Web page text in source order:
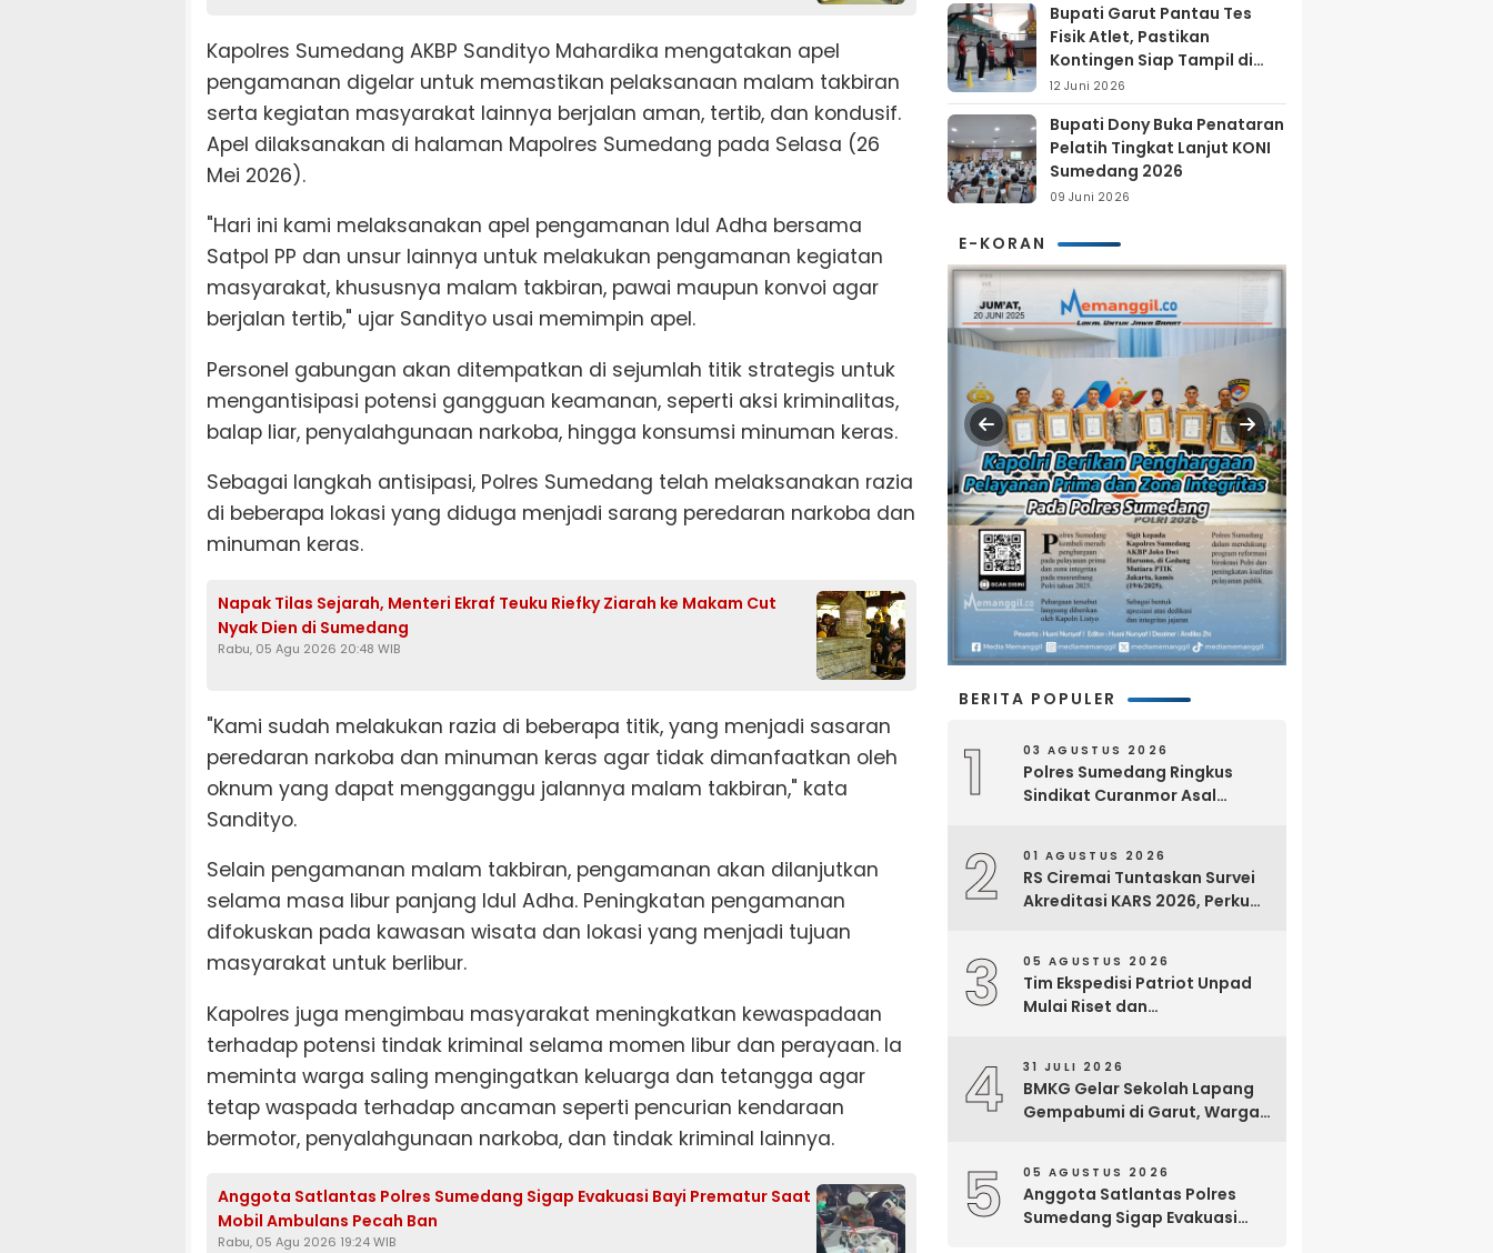
Kapolres Sumedang AKBP Sandityo Mahardika mengatakan apel
pengamanan digelar untuk memastikan pelaksanaan malam takbiran
serta kegiatan masyarakat lainnya berjalan aman, tertib, dan kondusif.
Apel dilaksanakan di halaman Mapolres Sumedang pada Selasa (26
Mei 2026).
"Hari ini kami melaksanakan apel pengamanan Idul Adha bersama
Satpol PP dan unsur lainnya untuk melakukan pengamanan kegiatan
masyarakat, khususnya malam takbiran, pawai maupun konvoi agar
berjalan tertib," ujar Sandityo usai memimpin apel.
Personel gabungan akan ditempatkan di sejumlah titik strategis untuk
mengantisipasi potensi gangguan keamanan, seperti aksi kriminalitas,
balap liar, penyalahgunaan narkoba, hingga konsumsi minuman keras.
Sebagai langkah antisipasi, Polres Sumedang telah melaksanakan razia
di beberapa lokasi yang diduga menjadi sarang peredaran narkoba dan
minuman keras.
Napak Tilas Sejarah, Menteri Ekraf Teuku Riefky Ziarah ke Makam Cut
Nyak Dien di Sumedang
Rabu, 05 Agu 2026 20:48 WIB
"Kami sudah melakukan razia di beberapa titik, yang menjadi sasaran
peredaran narkoba dan minuman keras agar tidak dimanfaatkan oleh
oknum yang dapat mengganggu jalannya malam takbiran," kata
Sandityo.
Selain pengamanan malam takbiran, pengamanan akan dilanjutkan
selama masa libur panjang Idul Adha. Peningkatan pengamanan
difokuskan pada kawasan wisata dan lokasi yang menjadi tujuan
masyarakat untuk berlibur.
Kapolres juga mengimbau masyarakat meningkatkan kewaspadaan
terhadap potensi tindak kriminal selama momen libur dan perayaan. Ia
meminta warga saling mengingatkan keluarga dan tetangga agar
tetap waspada terhadap ancaman seperti pencurian kendaraan
bermotor, penyalahgunaan narkoba, dan tindak kriminal lainnya.
Anggota Satlantas Polres Sumedang Sigap Evakuasi Bayi Prematur Saat
Mobil Ambulans Pecah Ban
Rabu, 05 Agu 2026 19:24 WIB
Bupati Garut Pantau Tes
Fisik Atlet, Pastikan
Kontingen Siap Tampil di
Porprov 2026
12 Juni 2026
Bupati Dony Buka Penataran
Pelatih Tingkat Lanjut KONI
Sumedang 2026
09 Juni 2026
E-KORAN
BERITA POPULER
1 03 AGUSTUS 2026
Polres Sumedang Ringkus
Sindikat Curanmor Asal
2 01 AGUSTUS 2026
RS Ciremai Tuntaskan Survei
Akreditasi KARS 2026, Perkuat
3 05 AGUSTUS 2026
Tim Ekspedisi Patriot Unpad
Mulai Riset dan
Tomage, Fakfak
4 31 JULI 2026
BMKG Gelar Sekolah Lapang
Gempabumi di Garut, Warga
5 05 AGUSTUS 2026
Anggota Satlantas Polres
Sumedang Sigap Evakuasi